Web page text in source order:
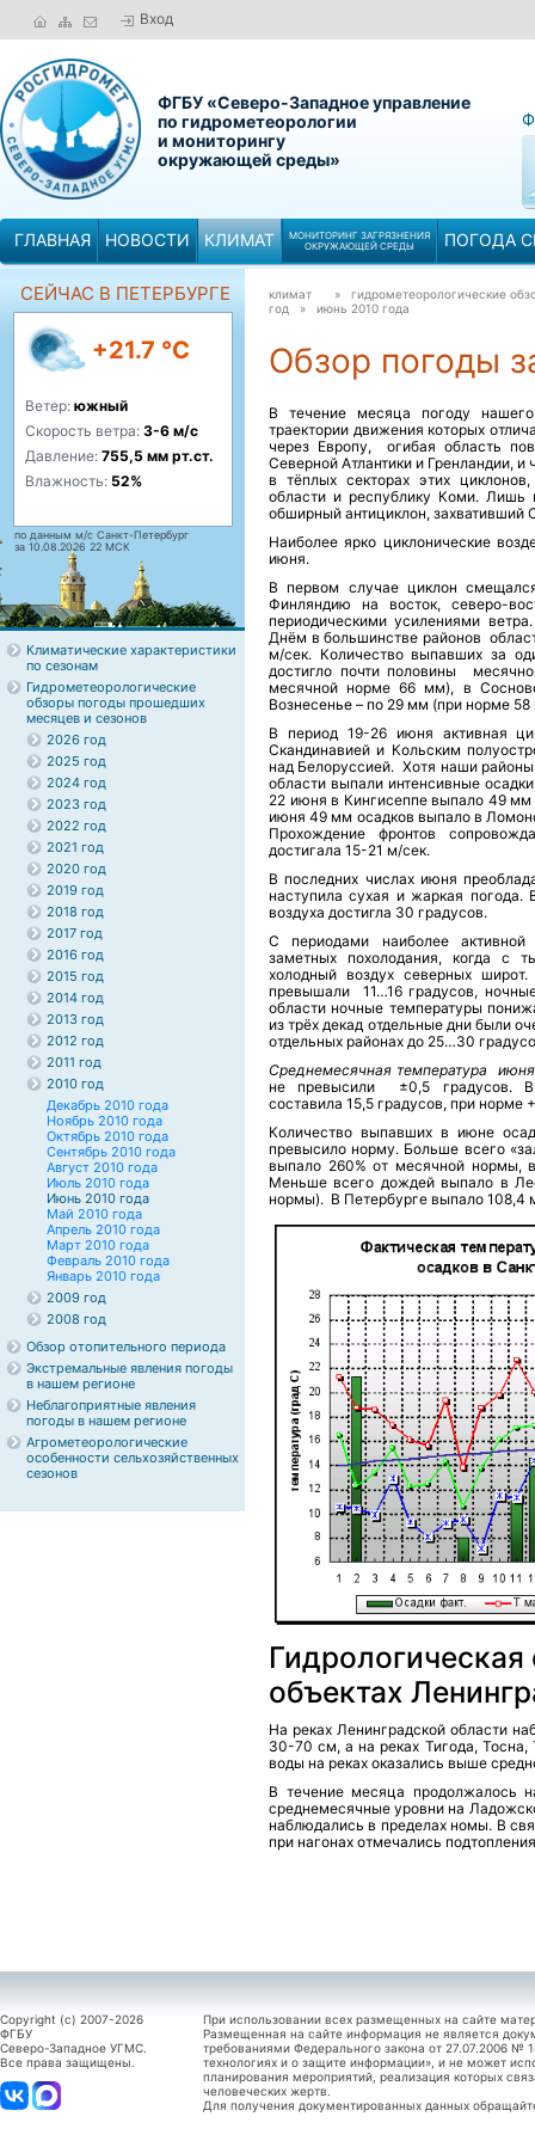
Вход
ФГБУ «Северо-Западное управление
по гидрометеорологии
и мониторингу
окружающей среды»
ГЛАВНАЯ НОВОСТИ КЛИМАТ
МОНИТОРИНГ ЗАГРЯЗНЕНИЯ
ОКРУЖАЮЩЕЙ СРЕДЫ
ПОГОДА
СЕЙЧАС В ПЕТЕРБУРГЕ
+21.7 °C
Ветер: южный
Скорость ветра: 3-6 м/с
Давление: 755,5 мм рт.ст.
Влажность: 52%
по данным м/с Санкт-Петербург
за 10.08.2026 22 МСК
Климатические характеристики
по сезонам
Гидрометеорологические
обзоры погоды прошедших
месяцев и сезонов
2026 год
2025 год
2024 год
2023 год
2022 год
2021 год
2020 год
2019 год
2018 год
2017 год
2016 год
2015 год
2014 год
2013 год
2012 год
2011 год
2010 год
Декабрь 2010 года
Ноябрь 2010 года
Октябрь 2010 года
Сентябрь 2010 года
Август 2010 года
Июль 2010 года
Июнь 2010 года
Май 2010 года
Апрель 2010 года
Март 2010 года
Февраль 2010 года
Январь 2010 года
2009 год
2008 год
Обзор отопительного периода
Экстремальные явления погоды
в нашем регионе
Неблагоприятные явления
погоды в нашем регионе
Агрометеорологические
особенности сельхозяйственных
сезонов
климат
» гидрометеорологические
год » июнь 2010 года
Обзор погоды
В течение месяца погоду
траектории движения которых
через Европу, огибая область
Северной Атлантики и Гренландии,
в тёплых секторах этих
области и республику Коми. Лишь
обширный антициклон, захвативший
Наиболее ярко циклонические
июня.
В первом случае циклон
Финляндию на восток, северо-
периодическими усилениями
Днём в большинстве районов
м/сек. Количество выпавших за
достигло почти половины
месячной норме 66 мм), в
Вознесенье – по 29 мм (при норме
В период 19-26 июня активная
Скандинавией и Кольским
над Белоруссией. Хотя наши
области выпали интенсивные
22 июня в Кингисеппе выпало 49
июня 49 мм осадков выпало в
Прохождение фронтов
достигала 15-21 м/сек.
В последних числах июня
наступила сухая и жаркая погода.
воздуха достигла 30 градусов.
С периодами наиболее активной
заметных похолодания, когда с
холодный воздух северных
превышали 11…16 градусов,
области ночные температуры
из трёх декад отдельные дни были
отдельных районах до 25…30
Среднемесячная температура июня
не превысили ±0,5 градусов. В
составила 15,5 градусов, при норме
Количество выпавших в июне
превысило норму. Больше всего
выпало 260% от месячной нормы,
Меньше всего дождей выпало в
нормы). В Петербурге выпало 108,4
объектах
На реках Ленинградской области
30-70 см, а на реках Тигода,
воды на реках оказались выше
В течение месяца продолжалось
среднемесячные уровни на
наблюдались в пределах номы. В
при нагонах отмечались
Copyright (c) 2007-2026
ФГБУ
Северо-Западное УГМС.
Все права защищены.
При использовании всех размещенных на сайте
Размещенная на сайте информация не является
требованиями Федерального закона от 27.07.2006
технологиях и о защите информации», и не может
планирования мероприятий, реализация которых
человеческих жертв.
Для получения документированных данных